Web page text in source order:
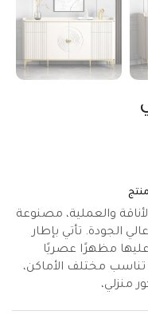
والعملية، مصنوعة
الجودة. تأتي بإطار
مظهرًا عصريًا
تناسب مختلف الأماكن،
منزلي،